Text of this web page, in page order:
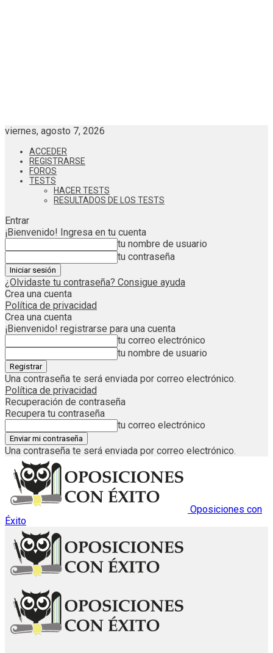
viernes, agosto 7, 2026
ACCEDER
REGISTRARSE
FOROS
TESTS
HACER TESTS
RESULTADOS DE LOS TESTS
Entrar
¡Bienvenido! Ingresa en tu cuenta
tu nombre de usuario
tu contraseña
¿Olvidaste tu contraseña? Consigue ayuda
Crea una cuenta
Política de privacidad
Crea una cuenta
¡Bienvenido! registrarse para una cuenta
tu correo electrónico
tu nombre de usuario
Una contraseña te será enviada por correo electrónico.
Política de privacidad
Recuperación de contraseña
Recupera tu contraseña
tu correo electrónico
Una contraseña te será enviada por correo electrónico.
Oposiciones con
Éxito